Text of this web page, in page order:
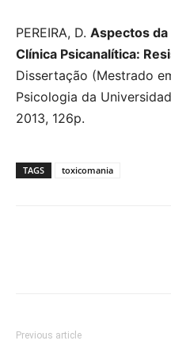
PEREIRA, D. Aspectos da
Clínica Psicanalítica:
Dissertação (Mestrado
Psicologia da
2013, 126p.
TAGS toxicomania
Previous article